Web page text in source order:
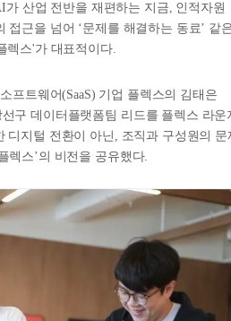
가 산업 전반을 재편하는 지금, 인적자원
접근을 넘어 ‘문제를 해결하는 동료’ 같
렉스'가 대표적이다.
프트웨어(SaaS) 기업 플렉스의 김태은
구 데이터플랫폼팀 리드를 플렉스 라운
디지털 전환이 아닌, 조직과 구성원의 문
렉스’의 비전을 공유했다.